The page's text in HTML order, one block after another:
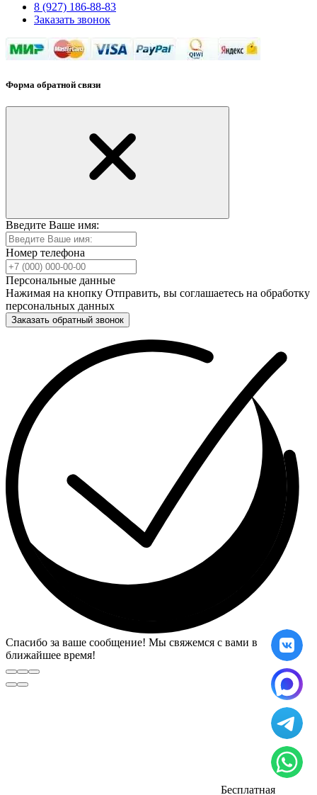
8 (927) 186-88-83
Заказать звонок
Форма обратной связи
Введите Ваше имя:
Номер телефона
Персональные данные
Нажимая на кнопку Отправить, вы соглашаетесь на обработку
персональных данных
Заказать обратный звонок
Спасибо за ваше сообщение! Мы свяжемся с вами в
ближайшее время!
Бесплатная